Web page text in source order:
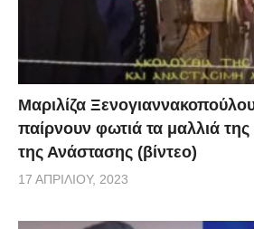
Μαριλίζα
παίρνουν φωτιά τα μαλλιά της
της Ανάστασης (βίντεο)
17 ΑΠΡΙΛΊΟΥ, 2023